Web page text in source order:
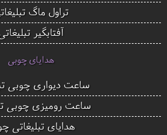
تراول ماگ
آفتابگیر
هدایای چوبی
ساعت دیواری چوبی
ساعت رومیزی چوبی
هدایای تبلیغاتی